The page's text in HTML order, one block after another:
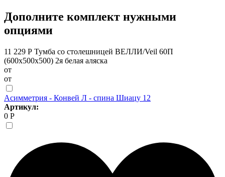
Дополните комплект нужными
опциями
11 229 Р Тумба со столешницей ВЕЛЛИ/Veil 60П
(600х500х500) 2я белая аляска
от
от
Асимметрия - Конвей Л - спина Шиацу 12
Артикул:
0 Р